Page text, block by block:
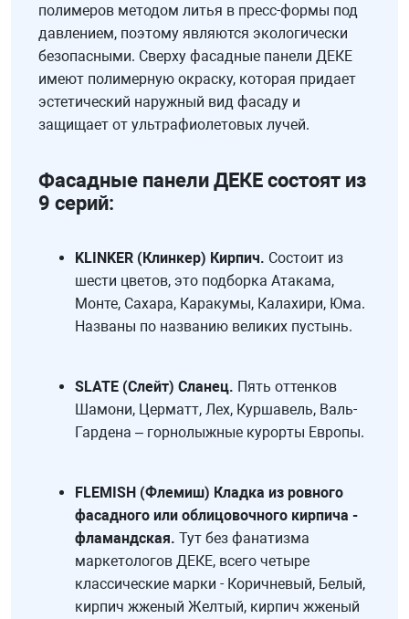
полимеров методом литья в пресс-формы под
давлением, поэтому являются экологически
безопасными. Сверху фасадные панели ДЕКЕ
имеют полимерную окраску, которая придает
эстетический наружный вид фасаду и
защищает от ультрафиолетовых лучей.
Фасадные панели ДЕКЕ состоят из
9 серий:
KLINKER (Клинкер) Кирпич. Состоит из
шести цветов, это подборка Атакама,
Монте, Сахара, Каракумы, Калахири, Юма.
Названы по названию великих пустынь.
SLATE (Слейт) Сланец. Пять оттенков
Шамони, Церматт, Лех, Куршавель, Валь-
Гардена – горнолыжные курорты Европы.
FLEMISH (Флемиш) Кладка из ровного
фасадного или облицовочного кирпича -
фламандская. Тут без фанатизма
маркетологов ДЕКЕ, всего четыре
классические марки - Коричневый, Белый,
кирпич жженый Желтый, кирпич жженый